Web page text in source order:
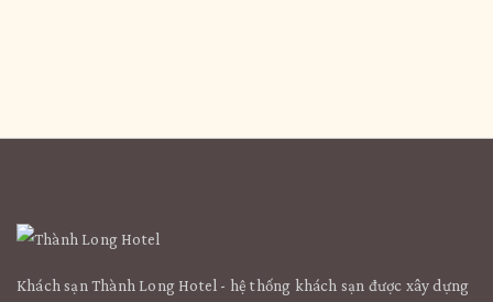
Khách sạn Thành Long Hotel - hệ thống khách sạn được xây dựng